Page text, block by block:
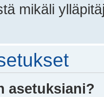
mikäli
asetuksiani?